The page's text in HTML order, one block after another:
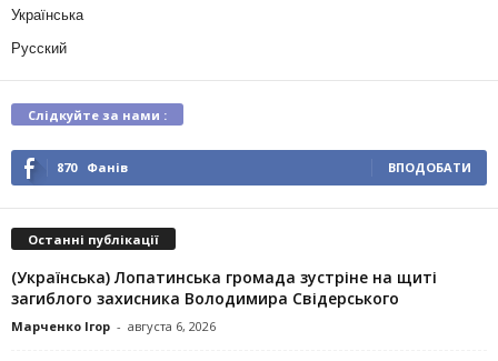
Українська
Русский
Слідкуйте за нами :
870 Фанів ВПОДОБАТИ
Останні публікації
(Українська) Лопатинська громада зустріне на щиті
загиблого захисника Володимира Свідерського
Марченко Ігор - августа 6, 2026